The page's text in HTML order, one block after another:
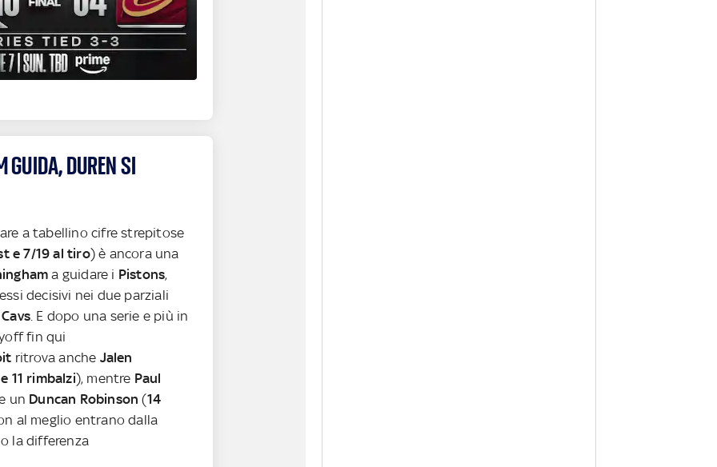
GUIDA, DUREN SI
a tabellino cifre strepitose
e 7/19 al tiro) è ancora una
a guidare i Pistons,
decisivi nei due parziali
Cavs. E dopo una serie e più in
fin qui
ritrova anche Jalen
11 rimbalzi), mentre Paul
un Duncan Robinson (14
al meglio entrano dalla
la differenza